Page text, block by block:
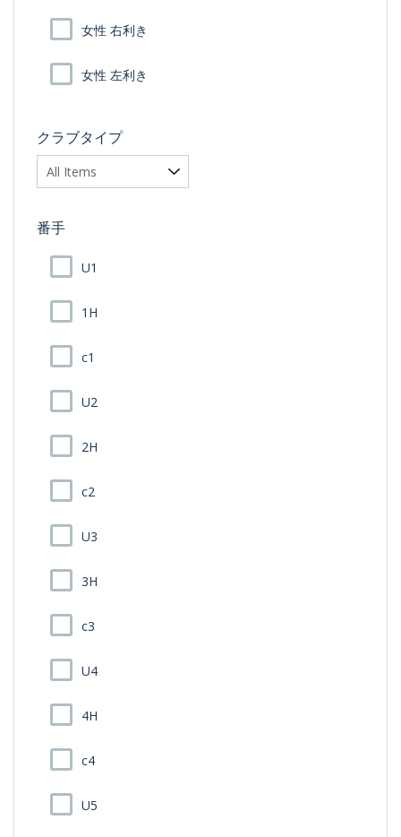
女性 右利き
女性 左利き
クラブタイプ
番手
U1
1H
c1
U2
2H
c2
U3
3H
c3
U4
4H
c4
U5